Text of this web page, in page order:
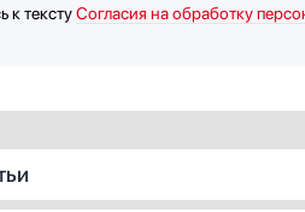
к текстуСогласия на обработку